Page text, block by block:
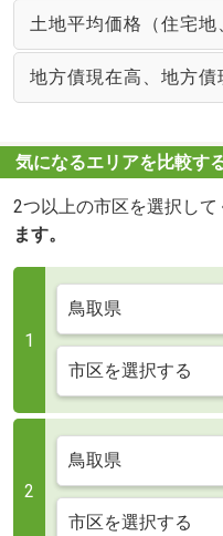
土地平均価格（住宅地
地方債現在高、地方債
気になるエリアを比較す
2つ以上の市区を選択して
ます。
1
2